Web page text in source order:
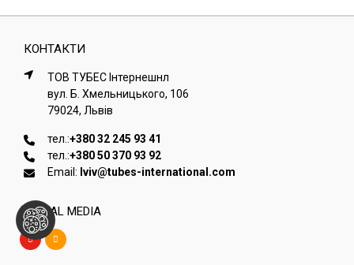
КОНТАКТИ
ТОВ ТУБЕС Iнтернешнл
вул. Б. Хмельницького, 106
79024, Львiв
тел.:+380 32 245 93 41
тел.:+380 50 370 93 92
Email: lviv@tubes-international.com
SOCIAL MEDIA